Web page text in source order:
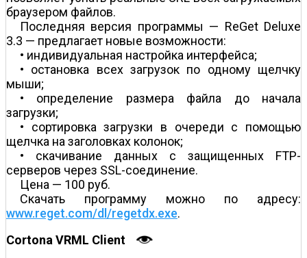
браузером файлов.
Последняя версия программы — ReGet Deluxe
3.3 — предлагает новые возможности:
• индивидуальная настройка интерфейса;
• остановка всех загрузок по одному щелчку
мыши;
• определение размера файла до начала
загрузки;
• сортировка загрузки в очереди с помощью
щелчка на заголовках колонок;
• скачивание данных с защищенных FTP-
серверов через SSL-соединение.
Цена — 100 руб.
Скачать программу можно по адресу:
www.reget.com/dl/regetdx.exe.
Cortona VRML Client